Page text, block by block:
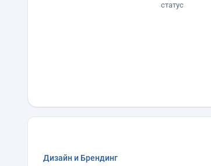
статус
Дизайн и Брендинг